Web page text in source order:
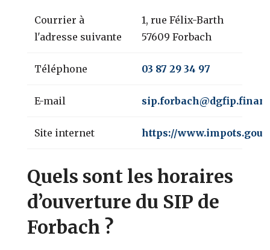
Courrier à
l'adresse suivante
1, rue Félix-Barth
57609 Forbach
Téléphone 03 87 29 34 97
E-mail
Site internet https://
Quels sont les horaires
d’ouverture du SIP de
Forbach ?